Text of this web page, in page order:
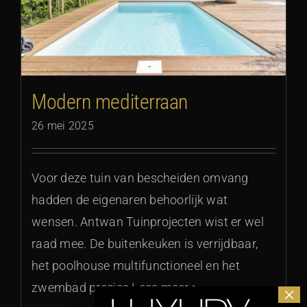
Modern mediterraan
26 mei 2025
Voor deze tuin van bescheiden omvang
hadden de eigenaren behoorlijk wat
wensen. Antwan Tuinprojecten wist er wel
raad mee. De buitenkeuken is verrijdbaar,
het poolhouse multifunctioneel en het
zwembad precies Lees meer >